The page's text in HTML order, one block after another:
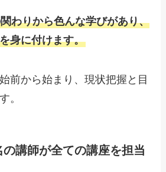
わりから色んな学びがあり、
身に付けます。
前から始まり、現状把握と目
。
講師が全ての講座を担当